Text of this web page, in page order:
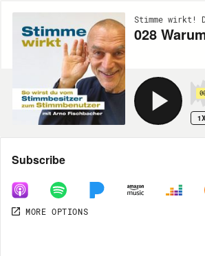
Stimme wirkt!
028
Share
MORE OPTIONS
Subscribe
MORE OPTIONS